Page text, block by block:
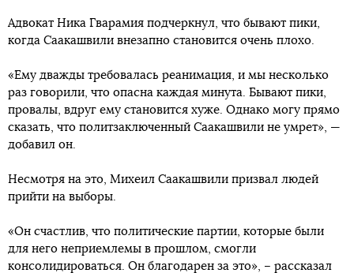
Адвокат Ника Гварамия подчеркнул, что бывают пики,
когда Саакашвили внезапно становится очень плохо.
«Ему дважды требовалась реанимация, и мы несколько
раз говорили, что опасна каждая минута. Бывают пики,
провалы, вдруг ему становится хуже. Однако могу прямо
сказать, что политзаключенный Саакашвили не умрет», —
добавил он.
Несмотря на это, Михеил Саакашвили призвал людей
прийти на выборы.
«Он счастлив, что политические партии, которые были
для него неприемлемы в прошлом, смогли
консолидироваться. Он благодарен за это», – рассказал